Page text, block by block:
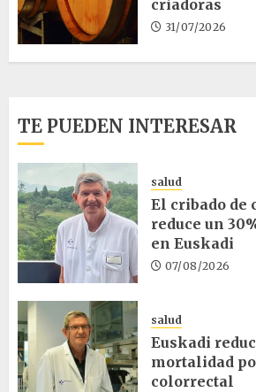
criadoras
31/07/2026
TE PUEDEN INTERESAR
salud
El cribado de
reduce un
en Euskadi
07/08/2026
salud
Euskadi
mortalidad
colorrectal